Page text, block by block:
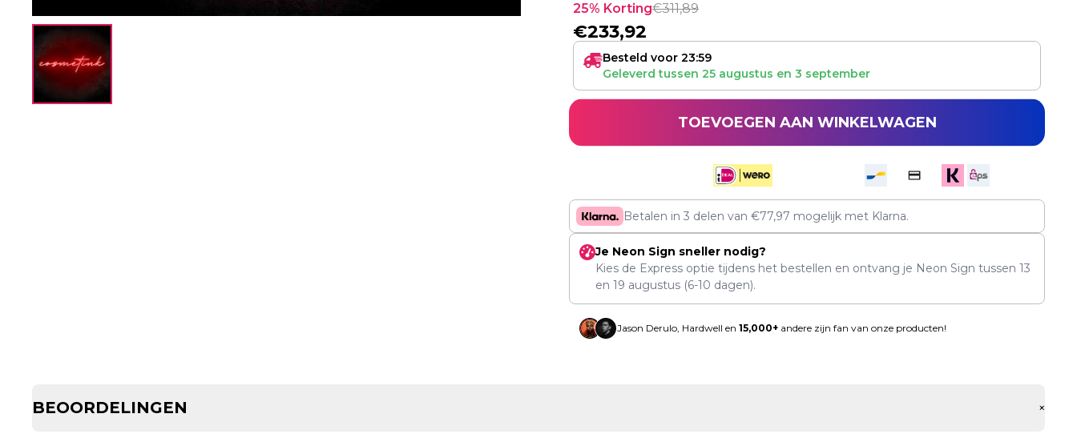
25% Korting€311,89
€233,92
Besteld voor 23:59
Geleverd tussen 25 augustus en 3 september
TOEVOEGEN AAN WINKELWAGEN
Betalen in 3 delen van€77,97 mogelijk met Klarna.
Je Neon Sign sneller nodig?
Kies de Express optie tijdens het bestellen en ontvang je Neon Sign tussen 13
en 19 augustus(6-10 dagen).
Jason Derulo, Hardwell en 15,000+andere zijn fan van onze producten!
BEOORDELINGEN +